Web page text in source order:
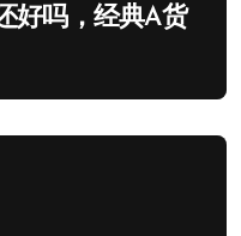
好吗，经典A货